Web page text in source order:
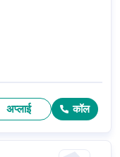
अप्लाई कॉल